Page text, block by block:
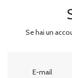
Se hai un
E-mail